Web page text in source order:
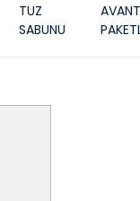
TUZ
SABUNU